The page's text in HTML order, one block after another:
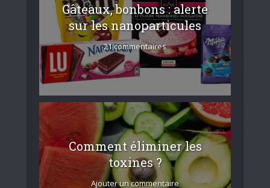
Gâteaux, bonbons : alerte
sur les nanoparticules
21 commentaires
Comment éliminer les
toxines ?
Ajouter un commentaire